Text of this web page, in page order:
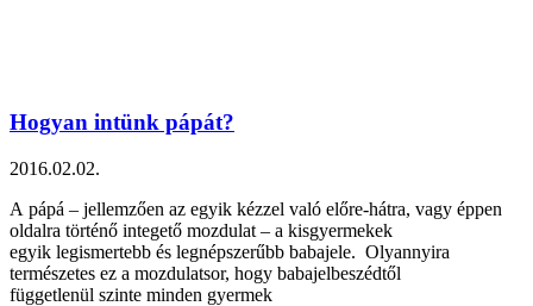
Hogyan intünk pápát?
2016.02.02.
A pápá – jellemzően az egyik kézzel való előre-hátra, vagy éppen
oldalra történő integető mozdulat – a kisgyermekek
egyik legismertebb és legnépszerűbb babajele. Olyannyira
természetes ez a mozdulatsor, hogy babajelbeszédtől
függetlenül szinte minden gyermek